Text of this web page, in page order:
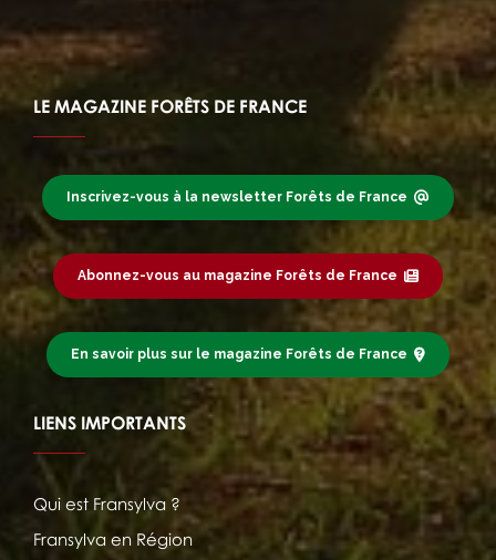
LE MAGAZINE FORÊTS DE FRANCE
Inscrivez-vous à la newsletter Forêts de France
Abonnez-vous au magazine Forêts de France
En savoir plus sur le magazine Forêts de France
LIENS IMPORTANTS
Qui est Fransylva ?
Fransylva en Région